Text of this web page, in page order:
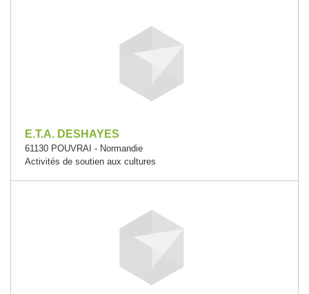
E.T.A. DESHAYES
61130 POUVRAI - Normandie
Activités de soutien aux cultures